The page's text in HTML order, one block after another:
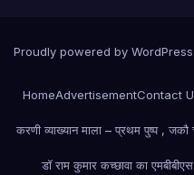
Proudly powered by WordPress
HomeAdvertisementContact
करणी व्याख्यान माला – प्रथम पुष्प , जकौ
डॉ राम कुमार कच्छावा का